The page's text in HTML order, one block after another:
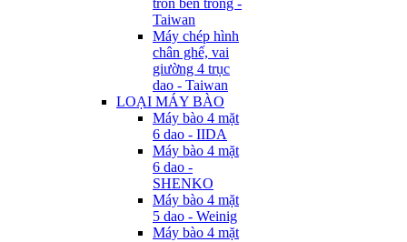
tròn bên trong -
Taiwan
Máy chép hình
chân ghế, vai
giường 4 trục
dao - Taiwan
LOẠI MÁY BÀO
Máy bào 4 mặt
6 dao - IIDA
Máy bào 4 mặt
6 dao -
SHENKO
Máy bào 4 mặt
5 dao - Weinig
Máy bào 4 mặt